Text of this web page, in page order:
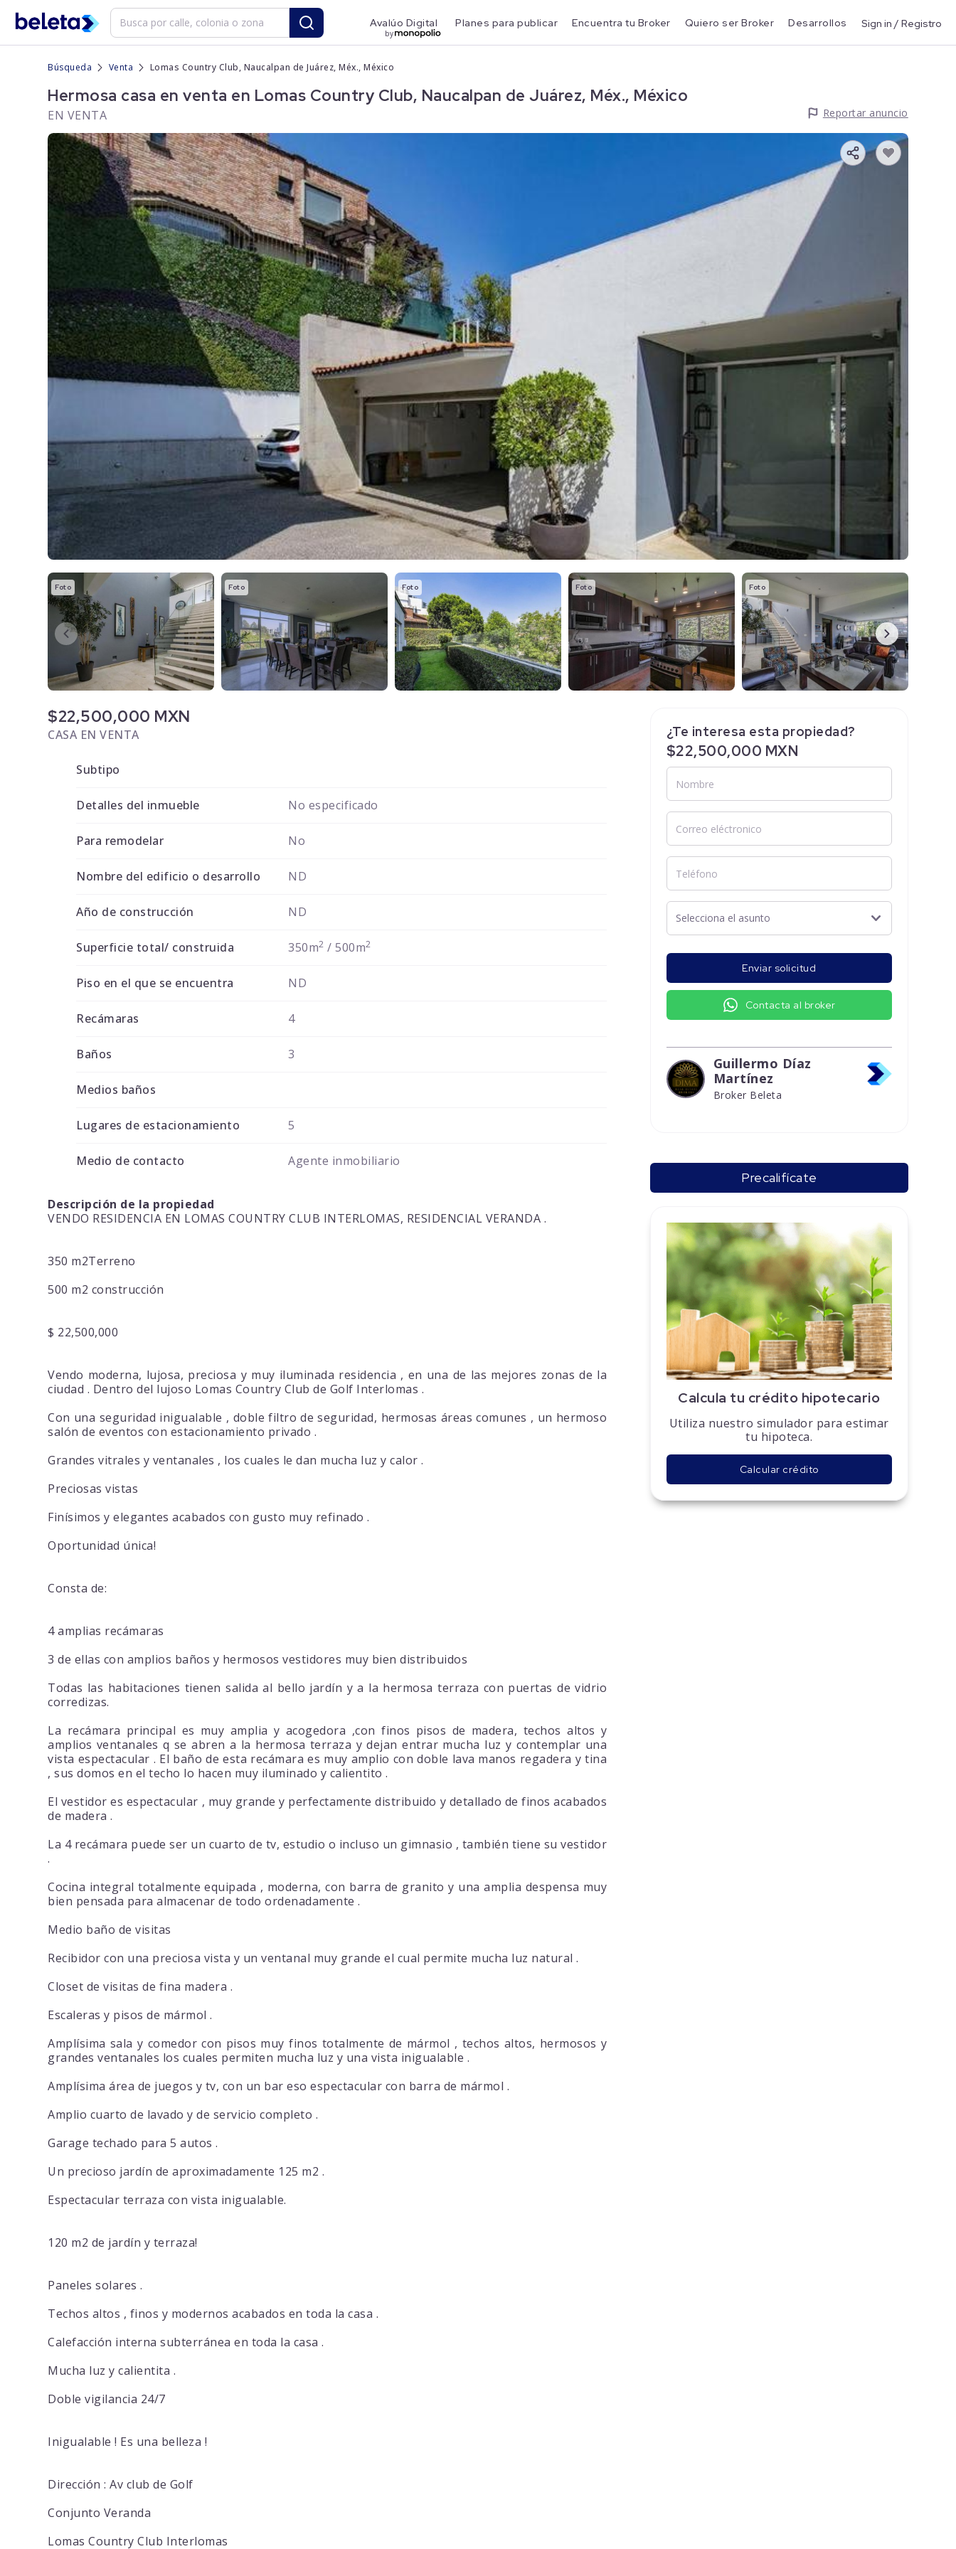
Avalúo Digital
by
Planes para publicar Encuentra tu Broker Quiero ser Broker Desarrollos Sign in / Registro
Búsqueda Venta Lomas Country Club, Naucalpan de Juárez, Méx., México
Hermosa casa en venta en Lomas Country Club, Naucalpan de Juárez, Méx., México
EN VENTA Reportar anuncio
Foto Foto Foto Foto Foto
$22,500,000 MXN
CASA EN VENTA
Subtipo
Detalles del inmueble No especificado
Para remodelar No
Nombre del edificio o desarrollo ND
Año de construcción ND
Superficie total/ construida 350m2 / 500m2
Piso en el que se encuentra ND
Recámaras 4
Baños 3
Medios baños
Lugares de estacionamiento 5
Medio de contacto Agente inmobiliario
Descripción de la propiedad
VENDO RESIDENCIA EN LOMAS COUNTRY CLUB INTERLOMAS, RESIDENCIAL VERANDA .
350 m2Terreno
500 m2 construcción
$ 22,500,000
Vendo moderna, lujosa, preciosa y muy iluminada residencia , en una de las mejores zonas de la
ciudad . Dentro del lujoso Lomas Country Club de Golf Interlomas .
Con una seguridad inigualable , doble filtro de seguridad, hermosas áreas comunes , un hermoso
salón de eventos con estacionamiento privado .
Grandes vitrales y ventanales , los cuales le dan mucha luz y calor .
Preciosas vistas
Finísimos y elegantes acabados con gusto muy refinado .
Oportunidad única!
Consta de:
4 amplias recámaras
3 de ellas con amplios baños y hermosos vestidores muy bien distribuidos
Todas las habitaciones tienen salida al bello jardín y a la hermosa terraza con puertas de vidrio
corredizas.
La recámara principal es muy amplia y acogedora ,con finos pisos de madera, techos altos y
amplios ventanales q se abren a la hermosa terraza y dejan entrar mucha luz y contemplar una
vista espectacular . El baño de esta recámara es muy amplio con doble lava manos regadera y tina
, sus domos en el techo lo hacen muy iluminado y calientito .
El vestidor es espectacular , muy grande y perfectamente distribuido y detallado de finos acabados
de madera .
La 4 recámara puede ser un cuarto de tv, estudio o incluso un gimnasio , también tiene su vestidor
.
Cocina integral totalmente equipada , moderna, con barra de granito y una amplia despensa muy
bien pensada para almacenar de todo ordenadamente .
Medio baño de visitas
Recibidor con una preciosa vista y un ventanal muy grande el cual permite mucha luz natural .
Closet de visitas de fina madera .
Escaleras y pisos de mármol .
Amplísima sala y comedor con pisos muy finos totalmente de mármol , techos altos, hermosos y
grandes ventanales los cuales permiten mucha luz y una vista inigualable .
Amplísima área de juegos y tv, con un bar eso espectacular con barra de mármol .
Amplio cuarto de lavado y de servicio completo .
Garage techado para 5 autos .
Un precioso jardín de aproximadamente 125 m2 .
Espectacular terraza con vista inigualable.
120 m2 de jardín y terraza!
Paneles solares .
Techos altos , finos y modernos acabados en toda la casa .
Calefacción interna subterránea en toda la casa .
Mucha luz y calientita .
Doble vigilancia 24/7
Inigualable ! Es una belleza !
Dirección : Av club de Golf
Conjunto Veranda
Lomas Country Club Interlomas
¿Te interesa esta propiedad?
$22,500,000 MXN
Enviar solicitud
Contacta al broker
Guillermo Díaz
Martínez
Broker Beleta
Precalifícate
Calcula tu crédito hipotecario
Utiliza nuestro simulador para estimar
tu hipoteca.
Calcular crédito